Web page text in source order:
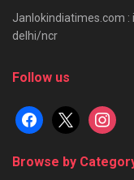
Janlokindiatimes.com :
delhi/ncr
Follow us
facebook
x instagram
Browse by